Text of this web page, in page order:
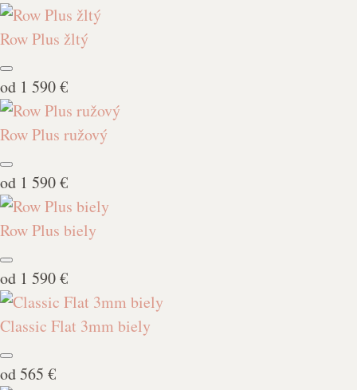
Row Plus žltý
od 1 590 €
Row Plus ružový
od 1 590 €
Row Plus biely
od 1 590 €
Classic Flat 3mm biely
od565 €